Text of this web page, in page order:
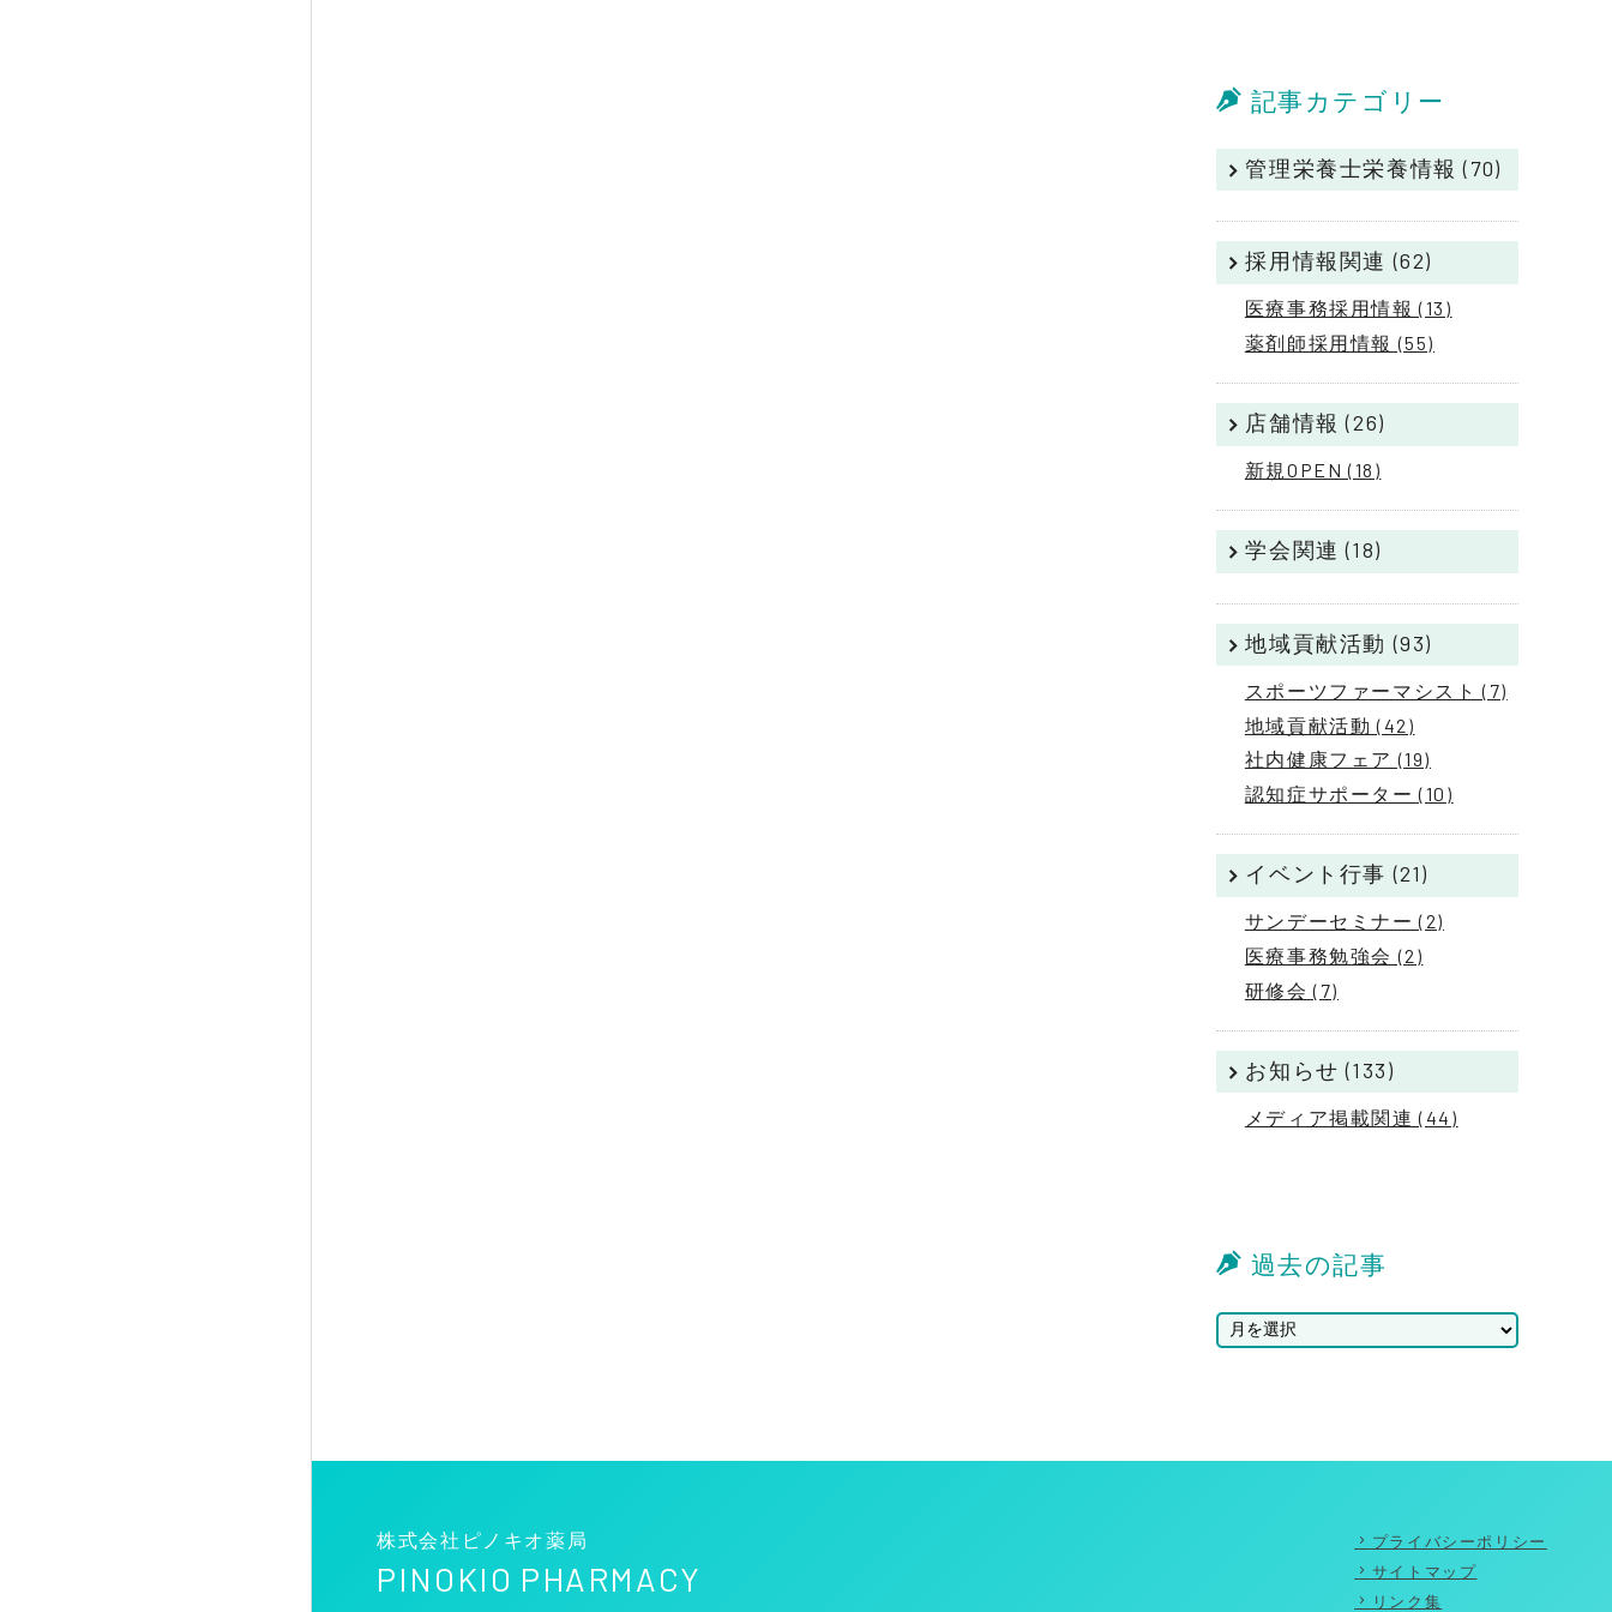
記事カテゴリー
管理栄養士栄養情報 (70)
採用情報関連 (62)
医療事務採用情報 (13)
薬剤師採用情報 (55)
店舗情報 (26)
新規OPEN (18)
学会関連 (18)
地域貢献活動 (93)
スポーツファーマシスト (7)
地域貢献活動 (42)
社内健康フェア (19)
認知症サポーター (10)
イベント行事 (21)
サンデーセミナー (2)
医療事務勉強会 (2)
研修会 (7)
お知らせ (133)
メディア掲載関連 (44)
過去の記事
プライバシーポリシー
サイトマップ
リンク集
株式会社ピノキオ薬局
PINOKIO PHARMACY